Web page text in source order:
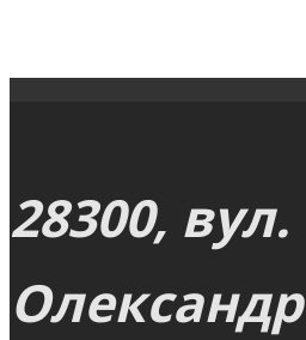
28300,